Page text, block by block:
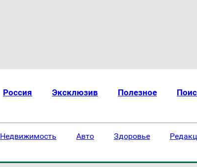
Россия Эксклюзив Полезное
Недвижимость Авто Здоровье